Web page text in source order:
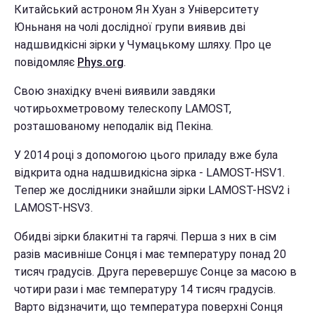
Китайський астроном Ян Хуан з Університету
Юньнаня на чолі дослідної групи виявив дві
надшвидкісні зірки у Чумацькому шляху. Про це
повідомляє Рһуѕ.оrg.
Свою знахідку вчені виявили завдяки
чотирьохметровому телескопу LAMOST,
розташованому неподалік від Пекіна.
У 2014 році з допомогою цього приладу вже була
відкрита одна надшвидкісна зірка - LAMOST-HSV1.
Тепер же дослідники знайшли зірки LAMOST-HSV2 і
LAMOST-HSV3.
Обидві зірки блакитні та гарячі. Перша з них в сім
разів масивніше Сонця і має температуру понад 20
тисяч градусів. Друга перевершує Сонце за масою в
чотири рази і має температуру 14 тисяч градусів.
Варто відзначити, що температура поверхні Сонця